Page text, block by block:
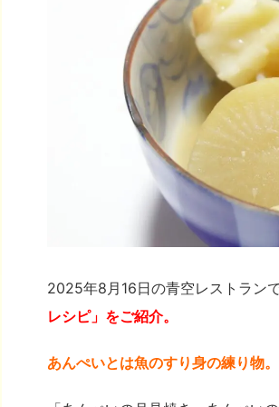
2025年8月16日の青空レストラン
レシピ」をご紹介。
あんぺいとは魚のすり身の練り物。